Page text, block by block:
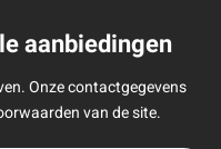
aanbiedingen
Onze contactgegevens
van de site.